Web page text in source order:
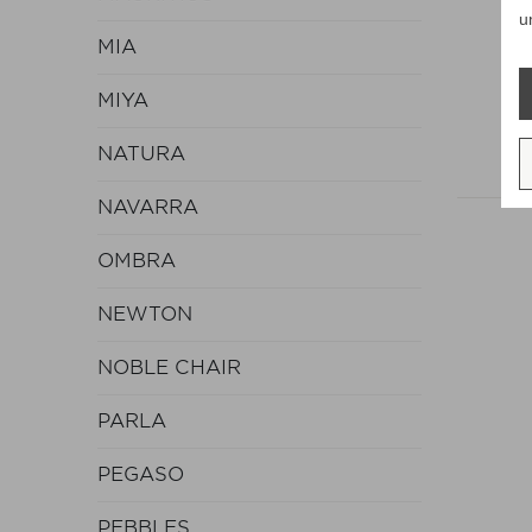
MIA
MIYA
NATURA
NAVARRA
OMBRA
NEWTON
NOBLE CHAIR
PARLA
PEGASO